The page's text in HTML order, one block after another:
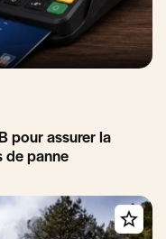
pour assurer la
panne